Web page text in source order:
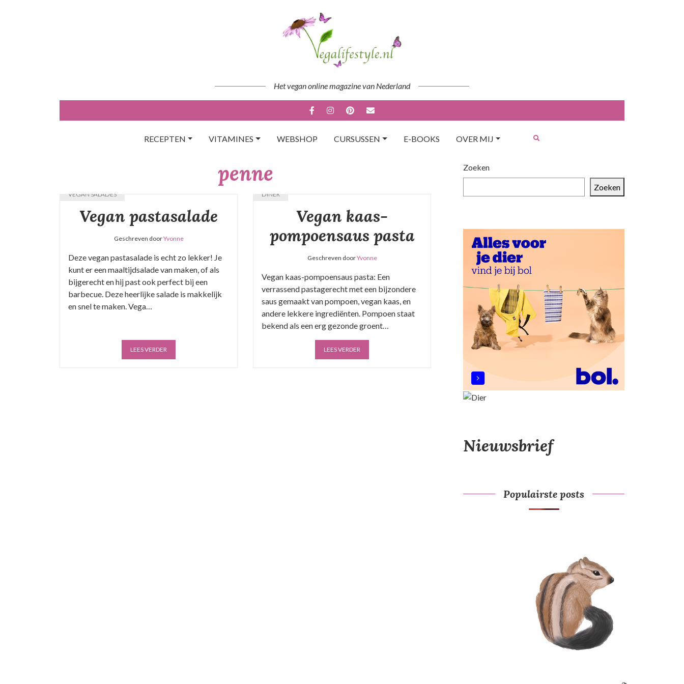
Het vegan online magazine van Nederland
RECEPTEN VITAMINES WEBSHOP CURSUSSEN E-BOOKS OVER MIJ
penne
VEGAN SALADES
Vegan pastasalade
Geschreven doorYvonne
Deze vegan pastasalade is echt zo lekker! Je
kunt er een maaltijdsalade van maken, of als
bijgerecht en hij past ook perfect bij een
barbecue. Deze heerlijke salade is makkelijk
en snel te maken. Vega…
LEES VERDER
DINER
Vegan kaas-
pompoensaus pasta
Geschreven doorYvonne
Vegan kaas-pompoensaus pasta: Een
verrassend pastagerecht met een bijzondere
saus gemaakt van pompoen, vegan kaas, en
andere lekkere ingrediënten. Pompoen staat
bekend als een erg gezonde groent…
LEES VERDER
Zoeken
Zoeken
Nieuwsbrief
Populairste posts